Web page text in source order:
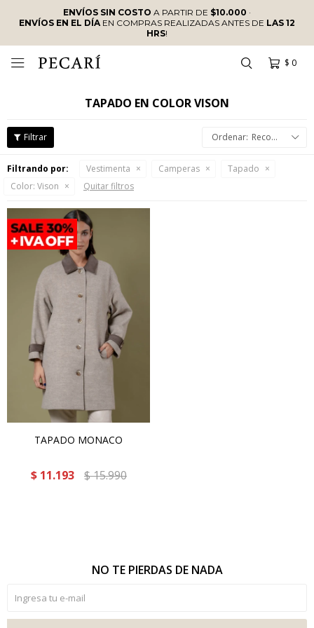
ENVÍOS SIN COSTO A PARTIR DE $10.000 ·
ENVÍOS EN EL DÍAEN COMPRAS REALIZADAS ANTES DE LAS 12
HRS!
$ 0

TAPADO EN COLOR VISON
Recomendados
Filtrando por: Vestimenta Camperas
Tapado
Color: Vison Quitar filtros
TAPADO MONACO
$ 11.193 $15.990
NO TE PIERDAS DE NADA